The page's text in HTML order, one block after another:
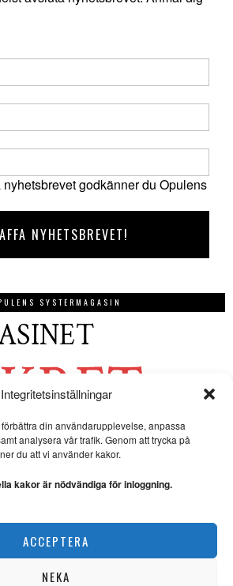
Integritetsinställningar
din användarupplevelse, anpassa
analysera vår trafik. Genom att trycka på
du att vi använder kakor.
kakor är nödvändiga för inloggning.
ACCEPTERA
NEKA
godkänner du Opulens
SYSTERMAGASIN